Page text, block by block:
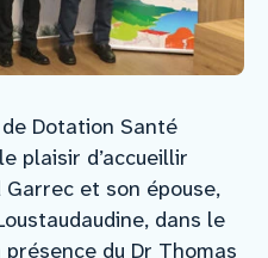
Dotation Santé
plaisir d’accueillir
et son épouse,
dans le
du Dr Thomas